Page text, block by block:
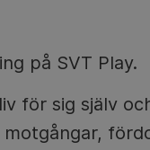
på SVT Play.
för sig själv